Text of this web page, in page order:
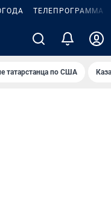
ТЕЛЕПРОГРАММА
татарстанца по США